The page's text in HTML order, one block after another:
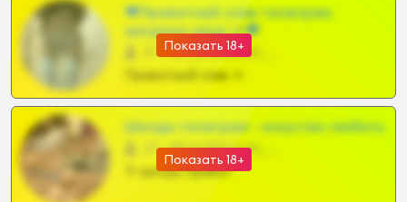
Показать 18+
❤Приватный слив телеграм,
шкодных шкур тг❤
57 •
Приватный слив тг
Показать 18+
Шкоды телеграм - искуство любить
27 •
Тг шкоды приват